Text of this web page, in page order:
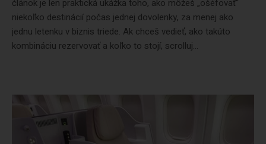
článok je len praktická ukážka toho, ako môžeš „ošéfovať“
niekoľko destinácií počas jednej dovolenky, za menej ako
jednu letenku v biznis triede. Ak chceš vedieť, ako takúto
kombináciu rezervovať a koľko to stojí, scrolluj...